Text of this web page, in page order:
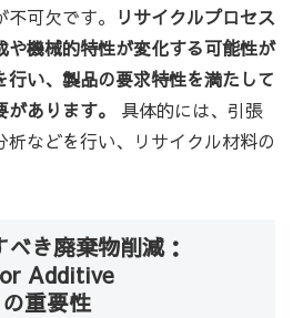
可欠です。 リサイクルプロセス
や機械的特性が変化する可能性が
行い、製品の要求特性を満たして
あります。
具体的には、引張
などを行い、リサイクル材料の
き廃棄物削減：
Additive
重要性